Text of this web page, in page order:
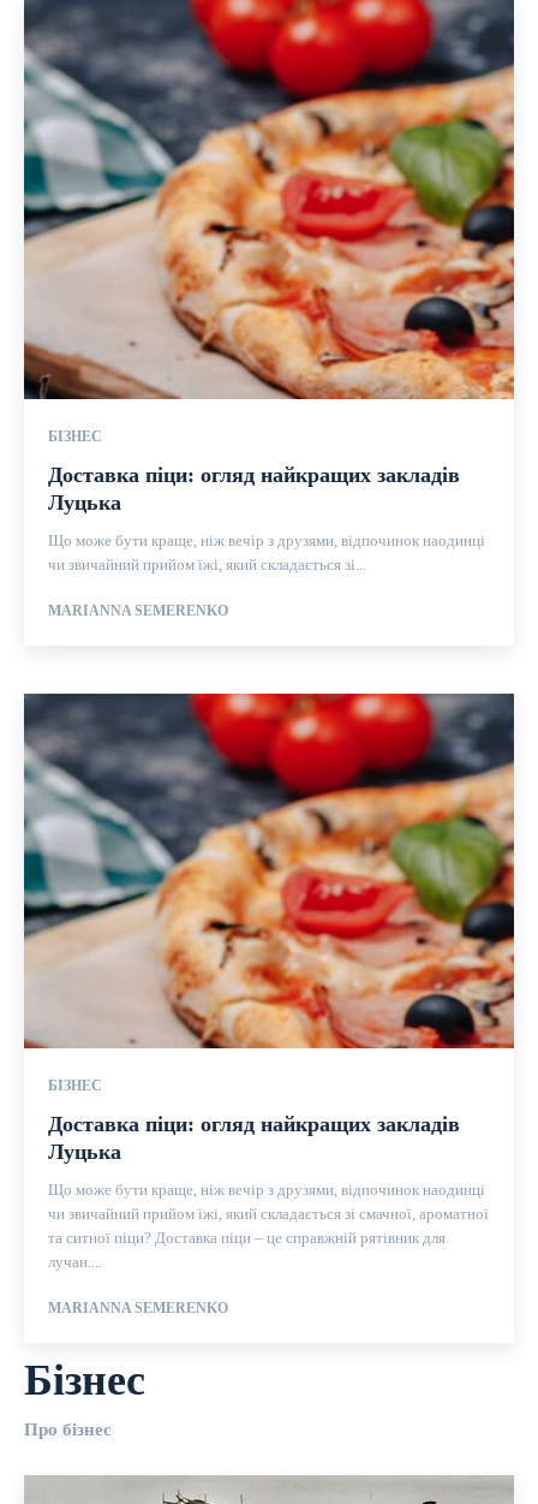
БІЗНЕС
Доставка піци: огляд найкращих закладів
Луцька
Що може бути краще, ніж вечір з друзями, відпочинок наодинці
чи звичайний прийом їжі, який складається зі...
MARIANNA SEMERENKO
БІЗНЕС
Доставка піци: огляд найкращих закладів
Луцька
Що може бути краще, ніж вечір з друзями, відпочинок наодинці
чи звичайний прийом їжі, який складається зі смачної, ароматної
та ситної піци? Доставка піци – це справжній рятівник для
лучан....
MARIANNA SEMERENKO
Бізнес
Про бізнес